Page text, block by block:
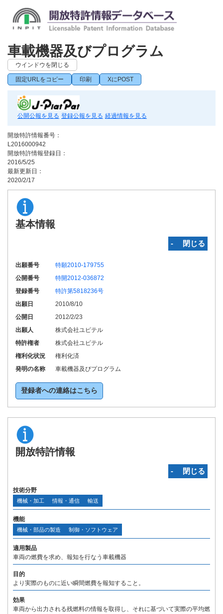
車載機器及びプログラム
ウインドウを閉じる
固定URLをコピー 印刷 XにPOST
公開公報を見る 登録公報を見る 経過情報を見る
開放特許情報番号：
L2016000942
開放特許情報登録日：
2016/5/25
最新更新日：
2020/2/17
基本情報
‐ 閉じる
出願番号
特願2010-179755
公開番号
特開2012-036872
登録番号
特許第5818236号
出願日
2010/8/10
公開日
2012/2/23
出願人
株式会社ユピテル
特許権者
株式会社ユピテル
権利化状況
権利化済
発明の名称
車載機器及びプログラム
登録者への連絡はこちら
開放特許情報
‐ 閉じる
技術分野
機械・加工 情報・通信 輸送
機能
機械・部品の製造 制御・ソフトウェア
適用製品
車両の燃費を求め、報知を行なう車載機器
目的
より実際のものに近い瞬間燃費を報知すること。
効果
車両から出力される残燃料の情報を取得し、それに基づいて実際の平均燃